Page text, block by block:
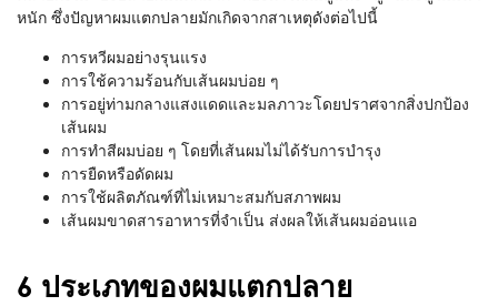
หนัก ซึ่งปัญหาผมแตกปลายมักเกิดจากสาเหตุดังต่อไปนี้
การหวีผมอย่างรุนแรง
การใช้ความร้อนกับเส้นผมบ่อย ๆ
การอยู่ท่ามกลางแสงแดดและมลภาวะโดยปราศจากสิ่งปกป้อง
เส้นผม
การทำสีผมบ่อย ๆ โดยที่เส้นผมไม่ได้รับการบำรุง
การยืดหรือดัดผม
การใช้ผลิตภัณฑ์ที่ไม่เหมาะสมกับสภาพผม
เส้นผมขาดสารอาหารที่จำเป็น ส่งผลให้เส้นผมอ่อนแอ
6 ประเภทของผมแตกปลาย